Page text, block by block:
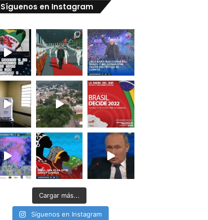
Síguenos en Instagram
Cargar más...
Síguenos en Instagram